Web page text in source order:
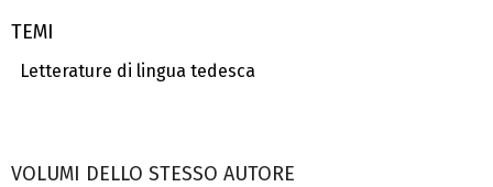
TEMI
Letterature di lingua tedesca
VOLUMI DELLO STESSO AUTORE